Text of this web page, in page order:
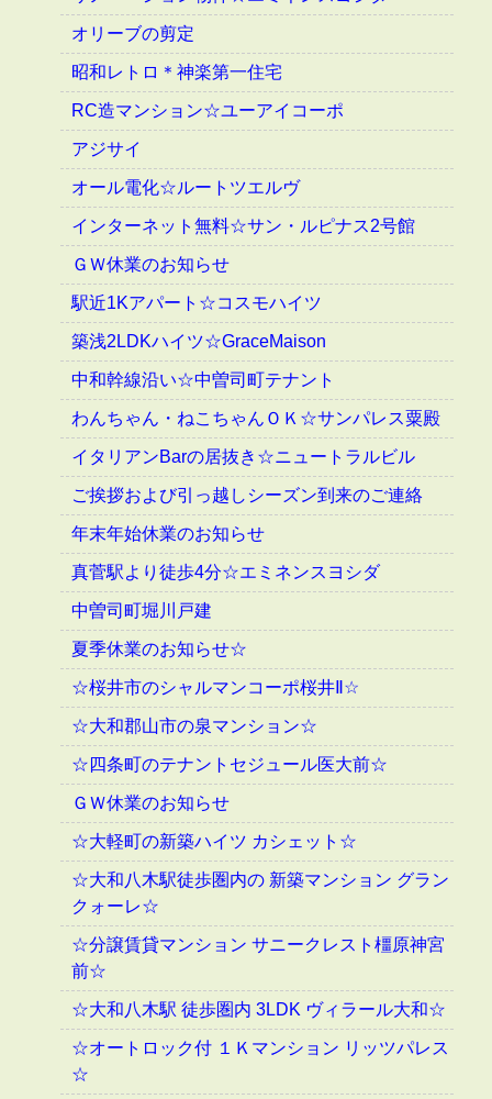
オリーブの剪定
昭和レトロ＊神楽第一住宅
RC造マンション☆ユーアイコーポ
アジサイ
オール電化☆ルートツエルヴ
インターネット無料☆サン・ルピナス2号館
ＧＷ休業のお知らせ
駅近1Kアパート☆コスモハイツ
築浅2LDKハイツ☆GraceMaison
中和幹線沿い☆中曽司町テナント
わんちゃん・ねこちゃんＯＫ☆サンパレス粟殿
イタリアンBarの居抜き☆ニュートラルビル
ご挨拶および引っ越しシーズン到来のご連絡
年末年始休業のお知らせ
真菅駅より徒歩4分☆エミネンスヨシダ
中曽司町堀川戸建
夏季休業のお知らせ☆
☆桜井市のシャルマンコーポ桜井Ⅱ☆
☆大和郡山市の泉マンション☆
☆四条町のテナントセジュール医大前☆
ＧＷ休業のお知らせ
☆大軽町の新築ハイツ カシェット☆
☆大和八木駅徒歩圏内の 新築マンション グラン
クォーレ☆
☆分譲賃貸マンション サニークレスト橿原神宮
前☆
☆大和八木駅 徒歩圏内 3LDK ヴィラール大和☆
☆オートロック付 １Ｋマンション リッツパレス
☆